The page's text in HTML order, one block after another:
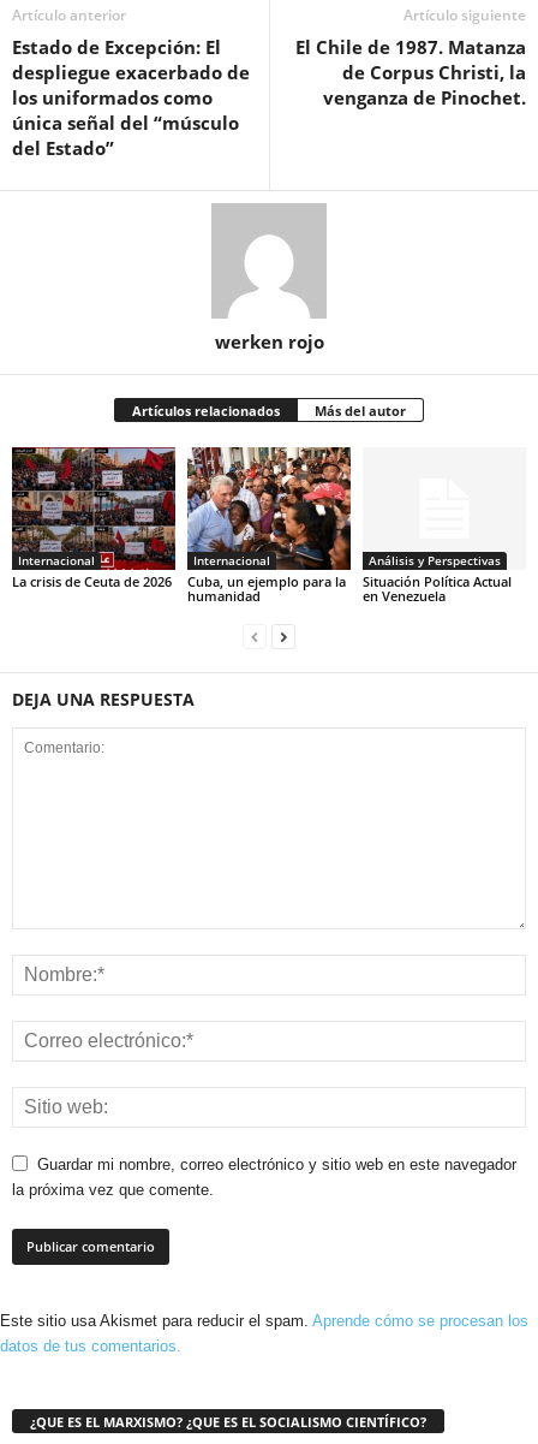
Artículo anterior
Estado de Excepción: El
despliegue exacerbado de
los uniformados como
única señal del “músculo
del Estado”
Artículo siguiente
El Chile de 1987. Matanza
de Corpus Christi, la
venganza de Pinochet.
werken rojo
Artículos relacionados Más del autor
Internacional
La crisis de Ceuta de 2026
Internacional
Cuba, un ejemplo para la
humanidad
Análisis y Perspectivas
Situación Política Actual
en Venezuela
DEJA UNA RESPUESTA
Guardar mi nombre, correo electrónico y sitio web en este navegador
la próxima vez que comente.
Este sitio usa Akismet para reducir el spam. Aprende cómo se procesan los
datos de tus comentarios.
¿QUE ES EL MARXISMO? ¿QUE ES EL SOCIALISMO CIENTÍFICO?